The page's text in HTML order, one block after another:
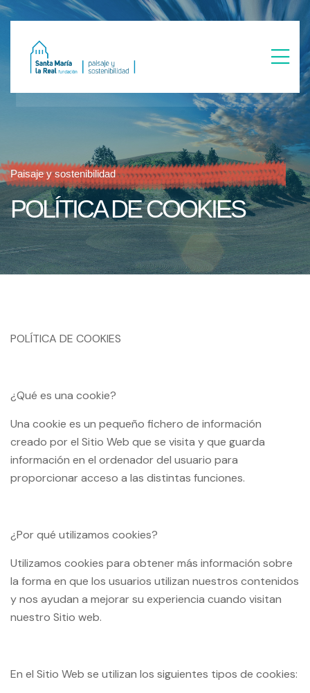
Paisaje y sostenibilidad
POLÍTICA DE COOKIES
POLÍTICA DE COOKIES
¿Qué es una cookie?
Una cookie es un pequeño fichero de información
creado por el Sitio Web que se visita y que guarda
información en el ordenador del usuario para
proporcionar acceso a las distintas funciones.
¿Por qué utilizamos cookies?
Utilizamos cookies para obtener más información sobre
la forma en que los usuarios utilizan nuestros contenidos
y nos ayudan a mejorar su experiencia cuando visitan
nuestro Sitio web.
En el Sitio Web se utilizan los siguientes tipos de cookies: